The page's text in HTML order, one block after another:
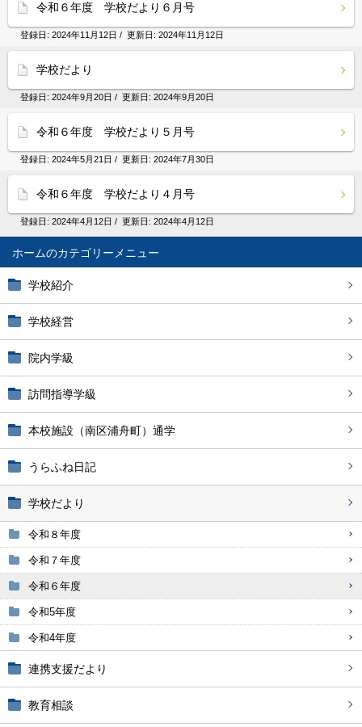
ホーム
学校紹介
学校経営
院内学級
訪問指導学級
本校施設（南区浦舟町）通学
うらふね日記
学校だより
令和８年度
令和７年度
令和６年度
令和5年度
令和4年度
連携支援だより
教育相談
令和６年度 学校だより６月号
登録日: 2024年11月12日 / 更新日: 2024年11月12日
学校だより
登録日: 2024年9月20日 / 更新日: 2024年9月20日
令和６年度 学校だより５月号
登録日: 2024年5月21日 / 更新日: 2024年7月30日
令和６年度 学校だより４月号
登録日: 2024年4月12日 / 更新日: 2024年4月12日